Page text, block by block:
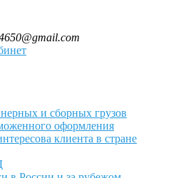
и сборных грузов
оформления
клиента в стране